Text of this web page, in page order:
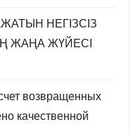
НЕГІЗСІЗ
ЖАҢА ЖҮЙЕСІ
возвращенных
качественной